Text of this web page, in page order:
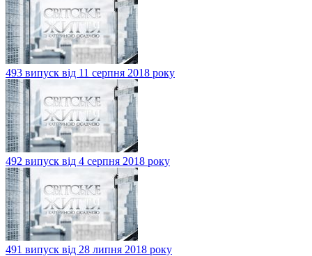
493 випуск від 11 серпня 2018 року
492 випуск від 4 серпня 2018 року
491 випуск від 28 липня 2018 року